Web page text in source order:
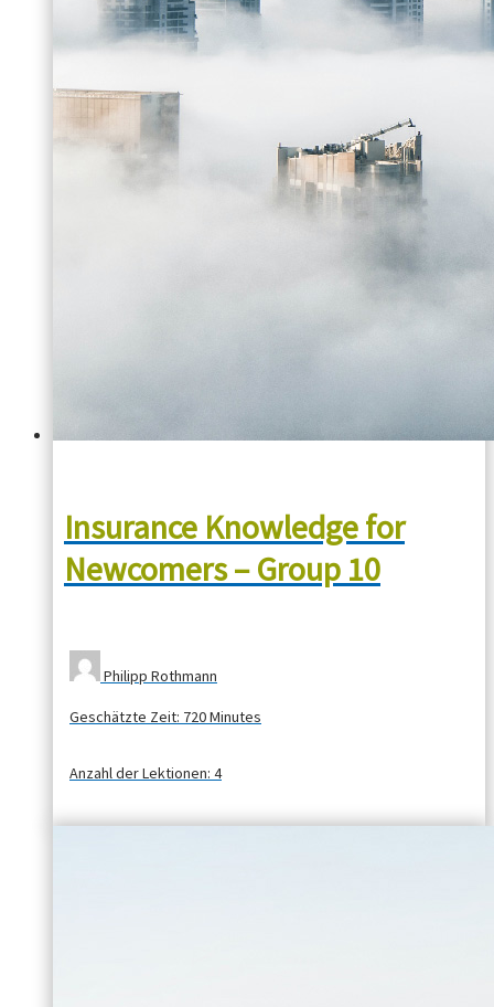
Insurance Knowledge for
Newcomers – Group 10
Philipp Rothmann
Geschätzte Zeit: 720 Minutes
Anzahl der Lektionen: 4